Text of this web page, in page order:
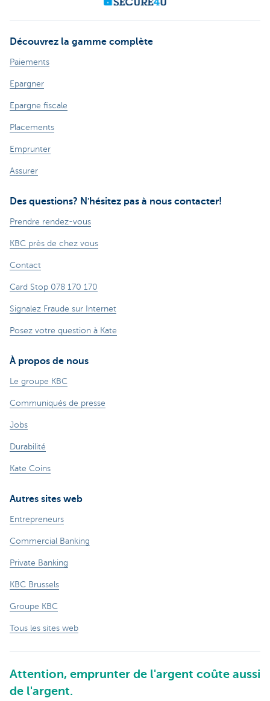
Découvrez la gamme complète
Paiements
Epargner
Epargne fiscale
Placements
Emprunter
Assurer
Des questions? N'hésitez pas à nous contacter!
Prendre rendez-vous
KBC près de chez vous
Contact
Card Stop 078 170 170
Signalez Fraude sur Internet
Posez votre question à Kate
À propos de nous
Le groupe KBC
Communiqués de presse
Jobs
Durabilité
Kate Coins
Autres sites web
Entrepreneurs
Commercial Banking
Private Banking
KBC Brussels
Groupe KBC
Tous les sites web
Attention, emprunter de l'argent coûte aussi
de l'argent.